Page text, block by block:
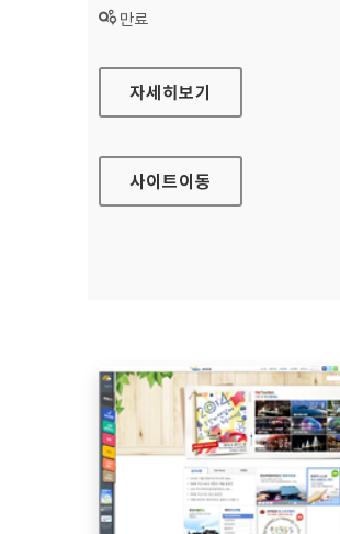
상태 :
만료
휴먼테크논문대상 홈페이지
자세히보기
사이트이동